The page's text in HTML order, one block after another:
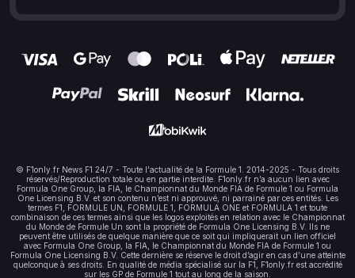
© F1only.fr News F1 24/7 - Toute l'actualité de la Formule 1. 2014-2025 - Tous droits
réservés/Reproduction totale ou en partie interdite. F1only.fr n’a aucun lien avec
Formula One Group, la FIA, le Championnat du Monde FIA de Formule 1 ou Formula
One Licensing B.V. et son contenu n’est ni approuvé, ni parrainé par ces entités. Les
termes F1, FORMULE UN, FORMULE 1, FORMULA ONE et FORMULA 1 et toute
combinaison de ces termes ainsi que les logos exploités en relation avec le Championnat
du Monde de Formule Un sont la propriété de Formula One Licensing B.V. Ils ne
peuvent être utilisés de quelque manière que ce soit qui impliquerait un lien officiel
avec Formula One Group, la FIA, le Championnat du Monde FIA de Formule 1 ou
Formula One Licensing B.V. Cette dernière se réserve le droit d’agir en cas d’une atteinte
quelconque à ses droits. En qualité de média spécialisé sur la F1, F1only.fr est accrédité
sur les GP de Formule 1 tout au long de la saison.